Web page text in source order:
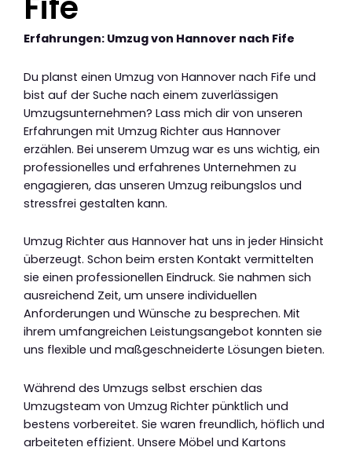
Erfahrungen: Umzug von Hannover nach Fife
Du planst einen Umzug von Hannover nach Fife und
bist auf der Suche nach einem zuverlässigen
Umzugsunternehmen? Lass mich dir von unseren
Erfahrungen mit Umzug Richter aus Hannover
erzählen. Bei unserem Umzug war es uns wichtig, ein
professionelles und erfahrenes Unternehmen zu
engagieren, das unseren Umzug reibungslos und
stressfrei gestalten kann.
Umzug Richter aus Hannover hat uns in jeder Hinsicht
überzeugt. Schon beim ersten Kontakt vermittelten
sie einen professionellen Eindruck. Sie nahmen sich
ausreichend Zeit, um unsere individuellen
Anforderungen und Wünsche zu besprechen. Mit
ihrem umfangreichen Leistungsangebot konnten sie
uns flexible und maßgeschneiderte Lösungen bieten.
Während des Umzugs selbst erschien das
Umzugsteam von Umzug Richter pünktlich und
bestens vorbereitet. Sie waren freundlich, höflich und
arbeiteten effizient. Unsere Möbel und Kartons